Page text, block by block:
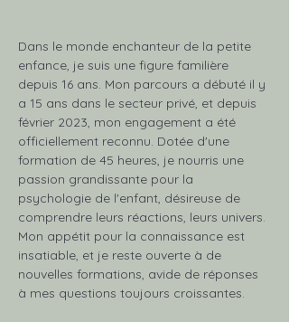
Dans le monde enchanteur de la petite
enfance, je suis une figure familière
depuis 16 ans. Mon parcours a débuté il y
a 15 ans dans le secteur privé, et depuis
février 2023, mon engagement a été
officiellement reconnu. Dotée d'une
formation de 45 heures, je nourris une
passion grandissante pour la
psychologie de l'enfant, désireuse de
comprendre leurs réactions, leurs univers.
Mon appétit pour la connaissance est
insatiable, et je reste ouverte à de
nouvelles formations, avide de réponses
à mes questions toujours croissantes.